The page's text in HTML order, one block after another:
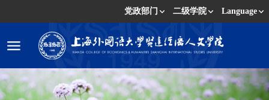
党政部门 二级学院 Language